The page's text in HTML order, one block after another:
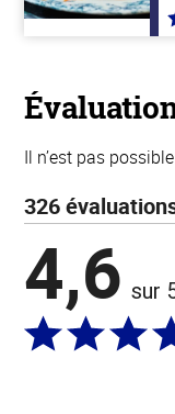
Il n’est pas
326
4,6 sur